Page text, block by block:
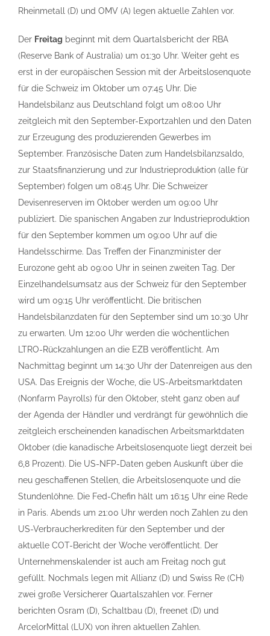
Rheinmetall (D) und OMV (A) legen aktuelle Zahlen vor.
Der Freitag beginnt mit dem Quartalsbericht der RBA
(Reserve Bank of Australia) um 01:30 Uhr. Weiter geht es
erst in der europäischen Session mit der Arbeitslosenquote
für die Schweiz im Oktober um 07:45 Uhr. Die
Handelsbilanz aus Deutschland folgt um 08:00 Uhr
zeitgleich mit den September-Exportzahlen und den Daten
zur Erzeugung des produzierenden Gewerbes im
September. Französische Daten zum Handelsbilanzsaldo,
zur Staatsfinanzierung und zur Industrieproduktion (alle für
September) folgen um 08:45 Uhr. Die Schweizer
Devisenreserven im Oktober werden um 09:00 Uhr
publiziert. Die spanischen Angaben zur Industrieproduktion
für den September kommen um 09:00 Uhr auf die
Handelsschirme. Das Treffen der Finanzminister der
Eurozone geht ab 09:00 Uhr in seinen zweiten Tag. Der
Einzelhandelsumsatz aus der Schweiz für den September
wird um 09:15 Uhr veröffentlicht. Die britischen
Handelsbilanzdaten für den September sind um 10:30 Uhr
zu erwarten. Um 12:00 Uhr werden die wöchentlichen
LTRO-Rückzahlungen an die EZB veröffentlicht. Am
Nachmittag beginnt um 14:30 Uhr der Datenreigen aus den
USA. Das Ereignis der Woche, die US-Arbeitsmarktdaten
(Nonfarm Payrolls) für den Oktober, steht ganz oben auf
der Agenda der Händler und verdrängt für gewöhnlich die
zeitgleich erscheinenden kanadischen Arbeitsmarktdaten
Oktober (die kanadische Arbeitslosenquote liegt derzeit bei
6,8 Prozent). Die US-NFP-Daten geben Auskunft über die
neu geschaffenen Stellen, die Arbeitslosenquote und die
Stundenlöhne. Die Fed-Chefin hält um 16:15 Uhr eine Rede
in Paris. Abends um 21:00 Uhr werden noch Zahlen zu den
US-Verbraucherkrediten für den September und der
aktuelle COT-Bericht der Woche veröffentlicht. Der
Unternehmenskalender ist auch am Freitag noch gut
gefüllt. Nochmals legen mit Allianz (D) und Swiss Re (CH)
zwei große Versicherer Quartalszahlen vor. Ferner
berichten Osram (D), Schaltbau (D), freenet (D) und
ArcelorMittal (LUX) von ihren aktuellen Zahlen.